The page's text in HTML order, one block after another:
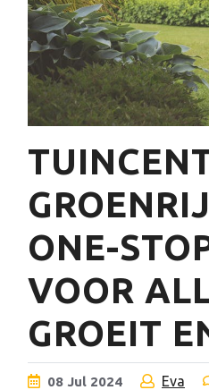
ONE-
VOOR
GROEIT
08 Jul 2024 Eva